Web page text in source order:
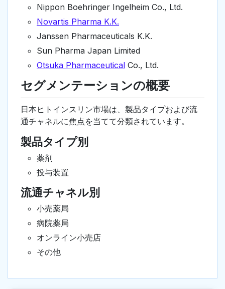
Nippon Boehringer Ingelheim Co., Ltd.
Novartis Pharma K.K.
Janssen Pharmaceuticals K.K.
Sun Pharma Japan Limited
Otsuka Pharmaceutical Co., Ltd.
セグメンテーションの概要
日本ヒトインスリン市場は、製品タイプおよび流
通チャネルに焦点を当てて分類されています。
製品タイプ別
薬剤
投与装置
流通チャネル別
小売薬局
病院薬局
オンライン小売店
その他